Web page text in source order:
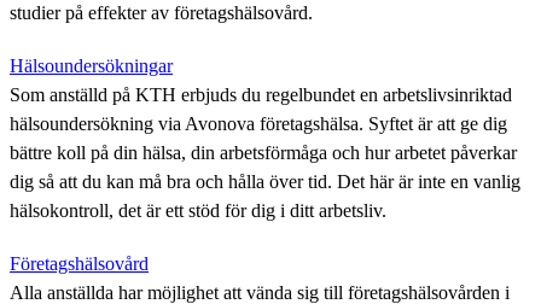
studier på effekter av företagshälsovård.
Hälsoundersökningar
Som anställd på KTH erbjuds du regelbundet en arbetslivsinriktad
hälsoundersökning via Avonova företagshälsa. Syftet är att ge dig
bättre koll på din hälsa, din arbetsförmåga och hur arbetet påverkar
dig så att du kan må bra och hålla över tid. Det här är inte en vanlig
hälsokontroll, det är ett stöd för dig i ditt arbetsliv.
Företagshälsovård
Alla anställda har möjlighet att vända sig till företagshälsovården i